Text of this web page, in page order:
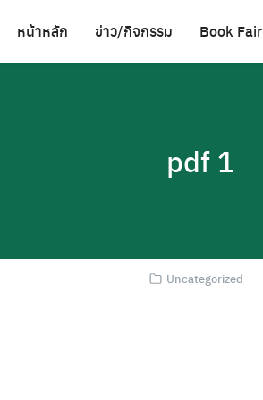
หน้าหลัก ข่าว/กิจกรรม Book Fair
pdf 1
Uncategorized